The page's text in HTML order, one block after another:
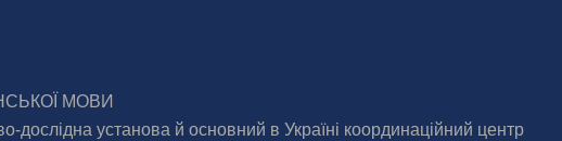
МОВИ
дослідна установа й основний в Україні координаційний центр